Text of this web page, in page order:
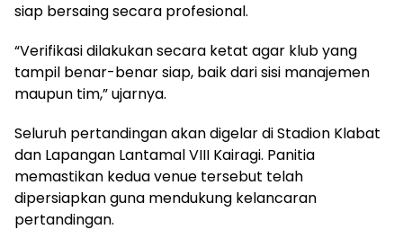
siap bersaing secara profesional.
“Verifikasi dilakukan secara ketat agar klub yang
tampil benar-benar siap, baik dari sisi manajemen
maupun tim,” ujarnya.
Seluruh pertandingan akan digelar di Stadion Klabat
dan Lapangan Lantamal VIII Kairagi. Panitia
memastikan kedua venue tersebut telah
dipersiapkan guna mendukung kelancaran
pertandingan.